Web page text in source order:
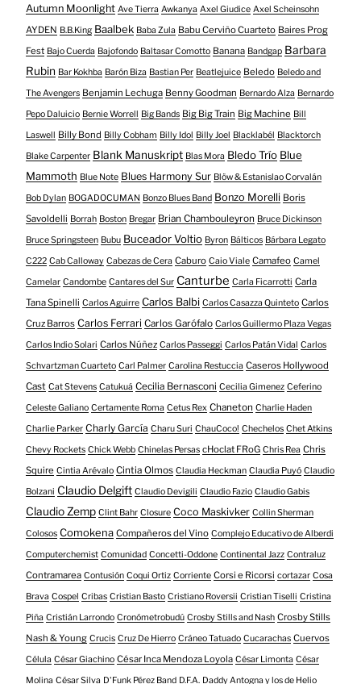
Autumn Moonlight Ave Tierra Awkanya Axel Giudice Axel Scheinsohn
AYDEN B.B.King Baalbek Baba Zula Babu Cerviño Cuarteto Baires Prog
Fest Bajo Cuerda Bajofondo Baltasar Comotto Banana Bandgap Barbara
Rubin Bar Kokhba Barón Biza Bastian Per Beatlejuice Beledo Beledo and
The Avengers Benjamin Lechuga Benny Goodman Bernardo Alza Bernardo
Pepo Daluicio Bernie Worrell Big Bands Big Big Train Big Machine Bill
Laswell
Billy Bond Billy Cobham Billy Idol Billy Joel Blacklabél Blacktorch
Blake Carpenter Blank Manuskript Blas Mora Bledo Trío Blue
Mammoth Blue Note Blues Harmony Sur Blöw & Estanislao Corvalán
Bob Dylan BOGADOCUMAN Bonzo Blues Band Bonzo Morelli Boris
Savoldelli Borrah Boston Bregar Brian Chambouleyron Bruce Dickinson
Bruce Springsteen Bubu Buceador Voltio Byron Bálticos Bárbara Legato
C222 Cab Calloway Cabezas de Cera Caburo Caio Viale Camafeo Camel
Camelar Candombe Cantares del Sur Canturbe Carla Ficarrotti Carla
Tana Spinelli Carlos Aguirre Carlos Balbi Carlos Casazza Quinteto Carlos
Cruz Barros Carlos Ferrari Carlos Garófalo Carlos Guillermo Plaza Vegas
Carlos Indio Solari Carlos Núñez Carlos Passeggi Carlos Patán Vidal Carlos
Schvartzman Cuarteto Carl Palmer Carolina Restuccia Caseros Hollywood
Cast Cat Stevens Catukuá Cecilia Bernasconi Cecilia Gimenez Ceferino
Celeste Galiano Certamente Roma Cetus Rex Chaneton Charlie Haden
Charlie Parker Charly García Charu Suri ChauCoco! Chechelos Chet Atkins
Chevy Rockets Chick Webb Chinelas Persas cHoclat FRoG Chris Rea Chris
Squire Cintia Arévalo Cintia Olmos Claudia Heckman Claudia Puyó Claudio
Bolzani Claudio Delgift Claudio Devigili Claudio Fazio Claudio Gabis
Claudio Zemp Clint Bahr Closure Coco Maskivker Collin Sherman
Colosos Comokena Compañeros del Vino Complejo Educativo de Alberdi
Computerchemist Comunidad Concetti-Oddone Continental Jazz Contraluz
Contramarea Contusión Coqui Ortiz Corriente Corsi e Ricorsi cortazar Cosa
Brava Cospel Cribas Cristian Basto Cristiano Roversii Cristian Tiselli Cristina
Piña Cristián Larrondo Cronómetrobudú Crosby Stills and Nash Crosby Stills
Nash & Young Crucis Cruz De Hierro Cráneo Tatuado Cucarachas Cuervos
Célula César Giachino César Inca Mendoza Loyola César Limonta César
Molina César Silva D'Funk Pérez Band D.F.A. Daddy Antogna y los de Helio